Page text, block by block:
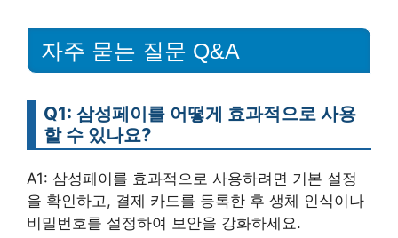
자주 묻는 질문 Q&A
Q1: 삼성페이를 어떻게 효과적으로 사용
할 수 있나요?
A1: 삼성페이를 효과적으로 사용하려면 기본 설정
을 확인하고, 결제 카드를 등록한 후 생체 인식이나
비밀번호를 설정하여 보안을 강화하세요.